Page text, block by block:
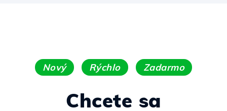
Nový Rýchlo Zadarmo
Chcete sa